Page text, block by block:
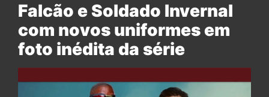
Falcão e Soldado Invernal
com novos uniformes em
foto inédita da série